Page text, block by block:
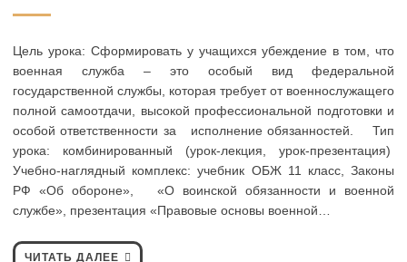
Цель урока: Сформировать у учащихся убеждение в том, что
военная служба – это особый вид федеральной
государственной службы, которая требует от военнослужащего
полной самоотдачи, высокой профессиональной подготовки и
особой ответственности за исполнение обязанностей. Тип
урока: комбинированный (урок-лекция, урок-презентация)
Учебно-наглядный комплекс: учебник ОБЖ 11 класс, Законы
РФ «Об обороне», «О воинской обязанности и военной
службе», презентация «Правовые основы военной…
ЧИТАТЬ ДАЛЕЕ